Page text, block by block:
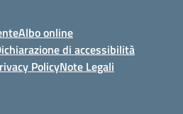
Albo online
di accessibilità
PolicyNote Legali